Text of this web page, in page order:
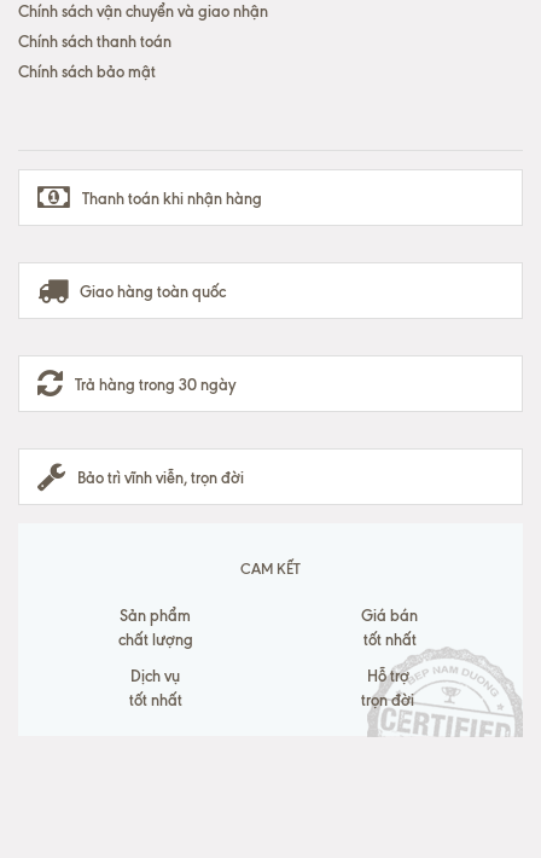
Chính sách vận chuyển và giao nhận
Chính sách thanh toán
Chính sách bảo mật
Thanh toán khi nhận hàng
Giao hàng toàn quốc
Trả hàng trong 30 ngày
Bảo trì vĩnh viễn, trọn đời
CAM KẾT
Sản phẩm
chất lượng
Giá bán
tốt nhất
Dịch vụ
tốt nhất
Hỗ trợ
trọn đời